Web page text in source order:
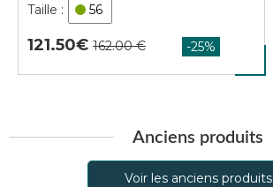
56
121.50
Anciens produits
Voir les anciens produits